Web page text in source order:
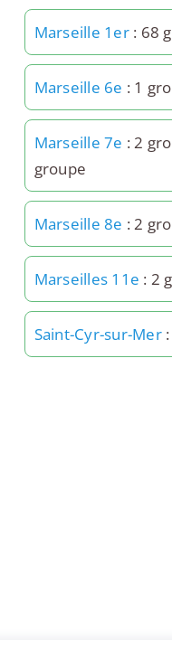
Marseille 1er: 68
Marseille 6e : 1
Marseille 7e : 2
groupe
Marseille 8e : 2
Marseilles 11e : 2
Saint-Cyr-sur-Mer: